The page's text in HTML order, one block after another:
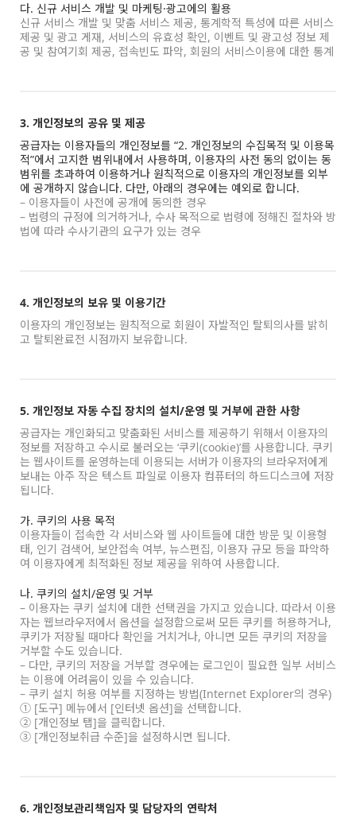
다. 신규 서비스 개발 및 마케팅·광고에의 활용
신규 서비스 개발 및 맞춤 서비스 제공, 통계학적 특성에 따른 서비스
제공 및 광고 게재, 서비스의 유효성 확인, 이벤트 및 광고성 정보 제
공 및 참여기회 제공, 접속빈도 파악, 회원의 서비스이용에 대한 통계
3. 개인정보의 공유 및 제공
공급자는 이용자들의 개인정보를 “2. 개인정보의 수집목적 및 이용목
적”에서 고지한 범위내에서 사용하며, 이용자의 사전 동의 없이는 동
범위를 초과하여 이용하거나 원칙적으로 이용자의 개인정보를 외부
에 공개하지 않습니다. 다만, 아래의 경우에는 예외로 합니다.
– 이용자들이 사전에 공개에 동의한 경우
– 법령의 규정에 의거하거나, 수사 목적으로 법령에 정해진 절차와 방
법에 따라 수사기관의 요구가 있는 경우
4. 개인정보의 보유 및 이용기간
이용자의 개인정보는 원칙적으로 회원이 자발적인 탈퇴의사를 밝히
고 탈퇴완료전 시점까지 보유합니다.
5. 개인정보 자동 수집 장치의 설치/운영 및 거부에 관한 사항
공급자는 개인화되고 맞춤화된 서비스를 제공하기 위해서 이용자의
정보를 저장하고 수시로 불러오는 ‘쿠키(cookie)’를 사용합니다. 쿠키
는 웹사이트를 운영하는데 이용되는 서버가 이용자의 브라우저에게
보내는 아주 작은 텍스트 파일로 이용자 컴퓨터의 하드디스크에 저장
됩니다.
가. 쿠키의 사용 목적
이용자들이 접속한 각 서비스와 웹 사이트들에 대한 방문 및 이용형
태, 인기 검색어, 보안접속 여부, 뉴스편집, 이용자 규모 등을 파악하
여 이용자에게 최적화된 정보 제공을 위하여 사용합니다.
나. 쿠키의 설치/운영 및 거부
– 이용자는 쿠키 설치에 대한 선택권을 가지고 있습니다. 따라서 이용
자는 웹브라우저에서 옵션을 설정함으로써 모든 쿠키를 허용하거나,
쿠키가 저장될 때마다 확인을 거치거나, 아니면 모든 쿠키의 저장을
거부할 수도 있습니다.
– 다만, 쿠키의 저장을 거부할 경우에는 로그인이 필요한 일부 서비스
는 이용에 어려움이 있을 수 있습니다.
– 쿠키 설치 허용 여부를 지정하는 방법(Internet Explorer의 경우)
① [도구] 메뉴에서 [인터넷 옵션]을 선택합니다.
② [개인정보 탭]을 클릭합니다.
③ [개인정보취급 수준]을 설정하시면 됩니다.
6. 개인정보관리책임자 및 담당자의 연락처